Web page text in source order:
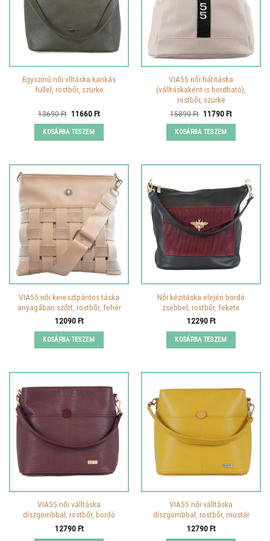
Egyszínű női vlltáska karikás
füllel, rostbőr, szürke
13690Ft Original
was:
13690 Ft.
11660FtCurrent
KOSÁRBA TESZEM
VIA55 női hátitáska
(válltáskaként is hordható),
rostbőr, szürke
15890Ft Original
was:
15890 Ft.
11790FtCurrent
KOSÁRBA TESZEM
VIA55 női keresztpántos táska
anyagában szőtt, rostbőr, fehér
12090Ft
KOSÁRBA TESZEM
Női kézitáska elején bordó
zsebbel, rostbőr, fekete
12290Ft
KOSÁRBA TESZEM
VIA55 női válltáska
díszgombbal, rostbőr, bordó
12790Ft
VIA55 női válltáska
díszgombbal, rostbőr, mustár
12790Ft